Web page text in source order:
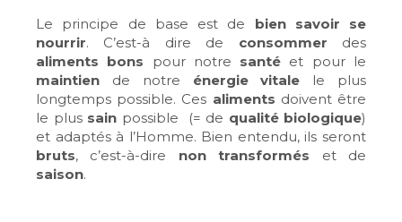
Le principe de base est de bien savoir se
nourrir. C’est-à dire de consommer des
aliments bons pour notre santé et pour le
maintien de notre énergie vitale le plus
longtemps possible. Ces aliments doivent être
le plus sain possible (= de qualité biologique)
et adaptés à l’Homme. Bien entendu, ils seront
bruts, c’est-à-dire non transformés et de
saison.